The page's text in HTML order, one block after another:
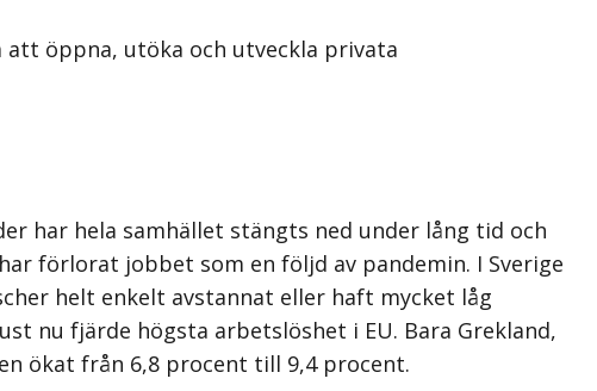
öppna, utöka och utveckla privata
har hela samhället stängts ned under lång tid och
förlorat jobbet som en följd av pandemin. I Sverige
helt enkelt avstannat eller haft mycket låg
nu fjärde högsta arbetslöshet i EU. Bara Grekland,
ökat från 6,8 procent till 9,4 procent.